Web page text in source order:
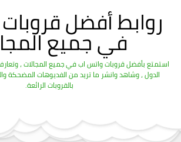
روابط أفضل
في جميع
استمتع بأفضل قروبات واتس اب في جميع المجالات ،
الدول ، وشاهد وانشر ما تريد من الفديوهات المضحكة
بالقروبات الرائعة.